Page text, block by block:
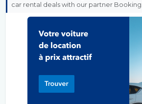
car rental deals with our partner